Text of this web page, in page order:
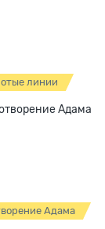
линии
Адама